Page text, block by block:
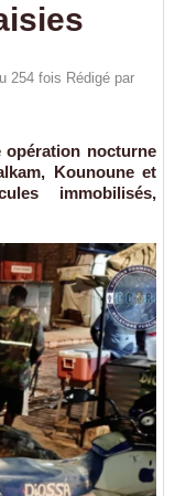
254 fois Rédigé par
opération nocturne
Kounoune et
immobilisés,